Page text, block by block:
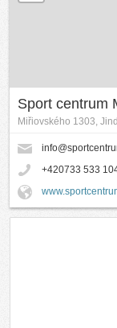
Sport centrum
Miřiovského 1303,
+420733 533